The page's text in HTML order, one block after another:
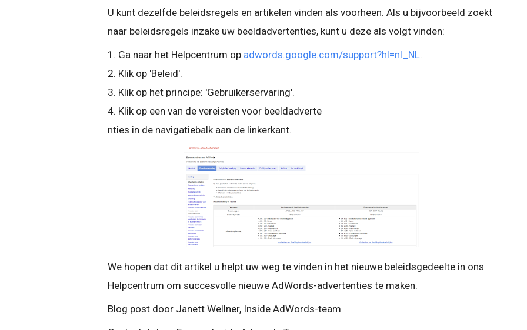
U kunt dezelfde beleidsregels en artikelen vinden als voorheen. Als u bijvoorbeeld zoekt
naar beleidsregels inzake uw beeldadvertenties, kunt u deze als volgt vinden:
1. Ga naar het Helpcentrum op adwords.google.com/support?hl=nl_NL.
2. Klik op 'Beleid'.
3. Klik op het principe: 'Gebruikerservaring'.
4. Klik op een van de vereisten voor beeldadverte
nties in de navigatiebalk aan de linkerkant.
We hopen dat dit artikel u helpt uw weg te vinden in het nieuwe beleidsgedeelte in ons
Helpcentrum om succesvolle nieuwe AdWords-advertenties te maken.
Blog post door Janett Wellner, Inside AdWords-team